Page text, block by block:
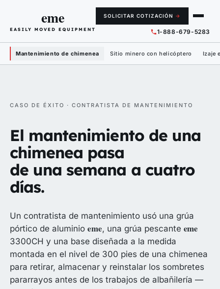
eme
EASILY MOVED EQUIPMENT 1-888-679-5283
SOLICITAR COTIZACIÓN →
Mantenimiento de chimenea Sitio minero con helicóptero Izaje
CASO DE ÉXITO · CONTRATISTA DE MANTENIMIENTO
El mantenimiento de una
chimenea pasa
de una semana a cuatro
días.
Un contratista de mantenimiento usó una grúa
pórtico de aluminio eme, una grúa pescante eme
3300CH y una base diseñada a la medida
montada en el nivel de 300 pies de una chimenea
para retirar, almacenar y reinstalar los sombretes
pararrayos antes de los trabajos de albañilería —